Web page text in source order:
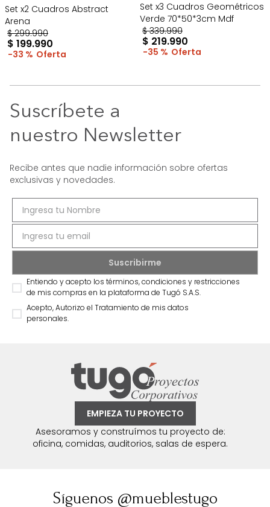
Set x2 Cuadros Abstract
Arena
$ 299.990
$ 199.990
33 %
Set x3 Cuadros Geométricos
Verde 70*50*3cm Mdf
$ 339.990
$ 219.990
35 %
Suscríbete a
nuestro Newsletter
Recibe antes que nadie información sobre ofertas
exclusivas y novedades.
Entiendo y acepto los términos, condiciones y restricciones
de mis compras en la plataforma de Tugó S.A.S.
Acepto, Autorizo el Tratamiento de mis datos
personales.
EMPIEZA TU PROYECTO
Asesoramos y construímos tu proyecto de:
oficina, comidas, auditorios, salas de espera.
Síguenos @mueblestugo